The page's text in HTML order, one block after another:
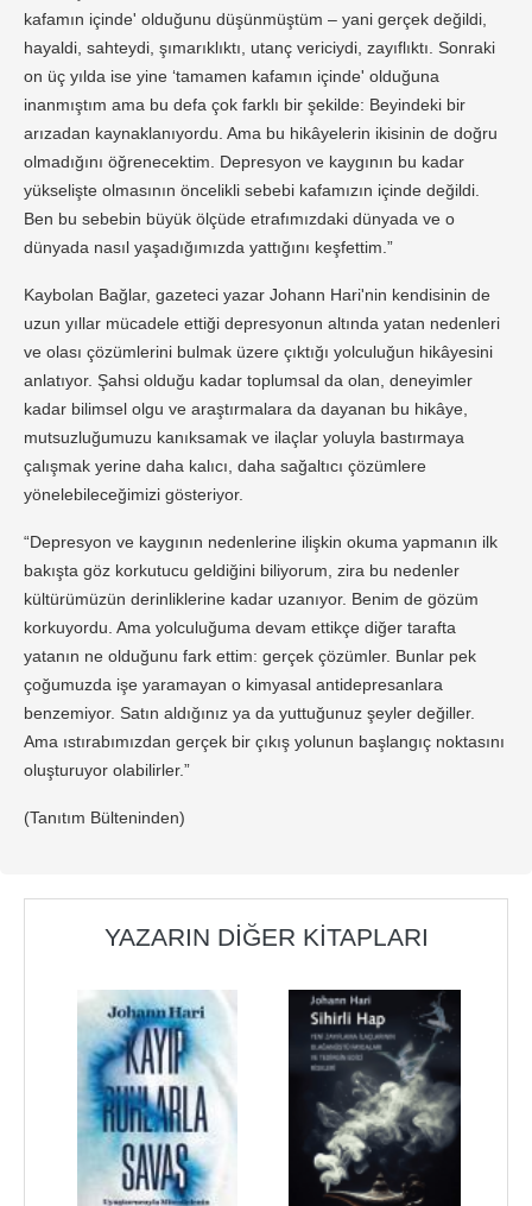
kafamın içinde' olduğunu düşünmüştüm – yani gerçek değildi,
hayaldi, sahteydi, şımarıklıktı, utanç vericiydi, zayıflıktı. Sonraki
on üç yılda ise yine ‘tamamen kafamın içinde' olduğuna
inanmıştım ama bu defa çok farklı bir şekilde: Beyindeki bir
arızadan kaynaklanıyordu. Ama bu hikâyelerin ikisinin de doğru
olmadığını öğrenecektim. Depresyon ve kaygının bu kadar
yükselişte olmasının öncelikli sebebi kafamızın içinde değildi.
Ben bu sebebin büyük ölçüde etrafımızdaki dünyada ve o
dünyada nasıl yaşadığımızda yattığını keşfettim.”
Kaybolan Bağlar, gazeteci yazar Johann Hari'nin kendisinin de
uzun yıllar mücadele ettiği depresyonun altında yatan nedenleri
ve olası çözümlerini bulmak üzere çıktığı yolculuğun hikâyesini
anlatıyor. Şahsi olduğu kadar toplumsal da olan, deneyimler
kadar bilimsel olgu ve araştırmalara da dayanan bu hikâye,
mutsuzluğumuzu kanıksamak ve ilaçlar yoluyla bastırmaya
çalışmak yerine daha kalıcı, daha sağaltıcı çözümlere
yönelebileceğimizi gösteriyor.
“Depresyon ve kaygının nedenlerine ilişkin okuma yapmanın ilk
bakışta göz korkutucu geldiğini biliyorum, zira bu nedenler
kültürümüzün derinliklerine kadar uzanıyor. Benim de gözüm
korkuyordu. Ama yolculuğuma devam ettikçe diğer tarafta
yatanın ne olduğunu fark ettim: gerçek çözümler. Bunlar pek
çoğumuzda işe yaramayan o kimyasal antidepresanlara
benzemiyor. Satın aldığınız ya da yuttuğunuz şeyler değiller.
Ama ıstırabımızdan gerçek bir çıkış yolunun başlangıç noktasını
oluşturuyor olabilirler.”
(Tanıtım Bülteninden)
YAZARIN DIĞER KITAPLARI